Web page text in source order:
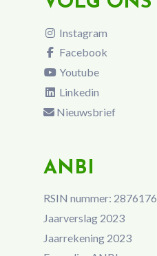
Instagram
Facebook
Youtube
Linkedin
Nieuwsbrief
ANBI
RSIN nummer: 2876176
Jaarverslag 2023
Jaarrekening 2023